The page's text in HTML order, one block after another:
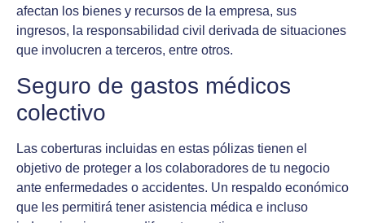
afectan los bienes y recursos de la empresa, sus
ingresos, la responsabilidad civil derivada de situaciones
que involucren a terceros, entre otros.
Seguro de gastos médicos
colectivo
Las coberturas incluidas en estas pólizas tienen el
objetivo de proteger a los colaboradores de tu negocio
ante enfermedades o accidentes. Un respaldo económico
que les permitirá tener asistencia médica e incluso